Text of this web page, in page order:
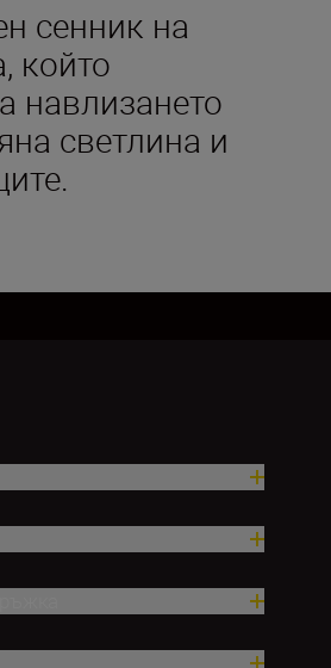
сенник на
който
навлизането
светлина и